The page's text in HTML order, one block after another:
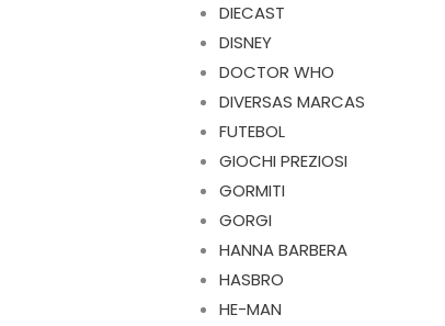
DIECAST
DISNEY
DOCTOR WHO
DIVERSAS MARCAS
FUTEBOL
GIOCHI PREZIOSI
GORMITI
GORGI
HANNA BARBERA
HASBRO
HE-MAN